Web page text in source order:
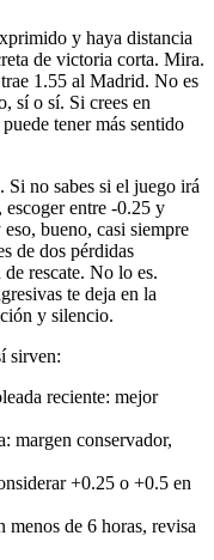
y haya distancia
de victoria corta. Mira.
1.55 al Madrid. No es
sí o sí. Si crees en
tener más sentido
no sabes si el juego irá
escoger entre -0.25 y
bueno, casi siempre
de dos pérdidas
rescate. No lo es.
te deja en la
y silencio.
sirven:
reciente: mejor
margen conservador,
+0.25 o +0.5 en
menos de 6 horas, revisa